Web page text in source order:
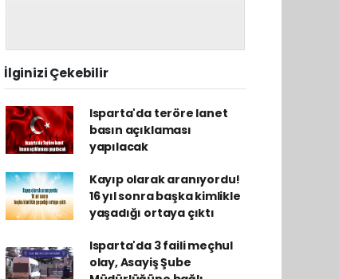
İlginizi Çekebilir
Isparta'da teröre lanet
basın açıklaması
yapılacak
Kayıp olarak aranıyordu!
16 yıl sonra başka kimlikle
yaşadığı ortaya çıktı
Isparta'da 3 faili meçhul
olay, Asayiş Şube